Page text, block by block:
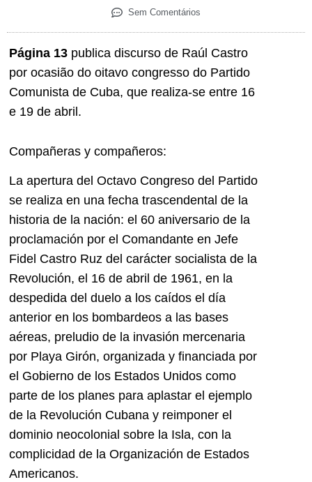
Sem Comentários
Página 13 publica discurso de Raúl Castro
por ocasião do oitavo congresso do Partido
Comunista de Cuba, que realiza-se entre 16
e 19 de abril.
Compañeras y compañeros:
La apertura del Octavo Congreso del Partido
se realiza en una fecha trascendental de la
historia de la nación: el 60 aniversario de la
proclamación por el Comandante en Jefe
Fidel Castro Ruz del carácter socialista de la
Revolución, el 16 de abril de 1961, en la
despedida del duelo a los caídos el día
anterior en los bombardeos a las bases
aéreas, preludio de la invasión mercenaria
por Playa Girón, organizada y financiada por
el Gobierno de los Estados Unidos como
parte de los planes para aplastar el ejemplo
de la Revolución Cubana y reimponer el
dominio neocolonial sobre la Isla, con la
complicidad de la Organización de Estados
Americanos.